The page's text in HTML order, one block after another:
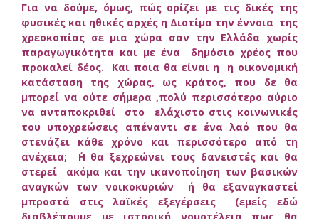
Για να δούμε, όμως, πώς ορίζει με τις δικές της
φυσικές και ηθικές αρχές η Διοτίμα την έννοια της
χρεοκοπίας σε μια χώρα σαν την Ελλάδα χωρίς
παραγωγικότητα και με ένα δημόσιο χρέος που
προκαλεί δέος. Και ποια θα είναι η η οικονομική
κατάσταση της χώρας, ως κράτος, που δε θα
μπορεί να ούτε σήμερα ,πολύ περισσότερο αύριο
να ανταποκριθεί στο ελάχιστο στις κοινωνικές
του υποχρεώσεις απέναντι σε ένα λαό που θα
στενάζει κάθε χρόνο και περισσότερο από τη
ανέχεια; ΄Η θα ξεχρεώνει τους δανειστές και θα
στερεί ακόμα και την ικανοποίηση των βασικών
αναγκών των νοικοκυριών ή θα εξαναγκαστεί
μπροστά στις λαϊκές εξεγέρσεις (εμείς εδώ